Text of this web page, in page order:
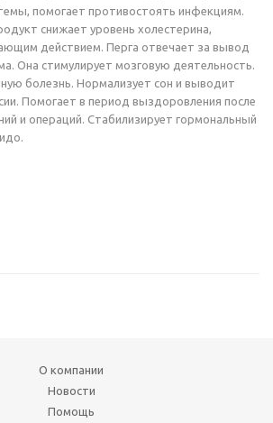
помогает противостоять инфекциям.
снижает уровень холестерина,
действием. Перга отвечает за вывод
Она стимулирует мозговую деятельность.
болезнь. Нормализует сон и выводит
Помогает в период выздоровления после
и операций. Стабилизирует гормональный
О компании
Новости
Помощь